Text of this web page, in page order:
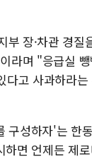
장·차관 경
라며 "응급실
다고 사과하라
구성하자'는 한
면 언제든 제